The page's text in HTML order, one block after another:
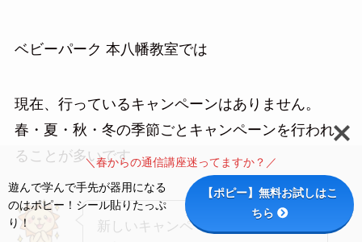
ベビーパーク 本八幡教室では
現在、行っているキャンペーンはありません。
春・夏・秋・冬の季節ごとキャンペーンを行われ
ることが多いです。
新しいキャンペーンが始まったら
＼春からの通信講座迷ってますか？／
遊んで学んで手先が器用になる
のはポピー！シール貼りたっぷ
り！
【ポピー】無料お試しはこ
ちら